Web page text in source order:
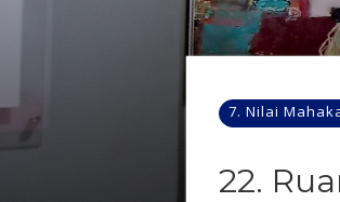
7. Nilai
22.